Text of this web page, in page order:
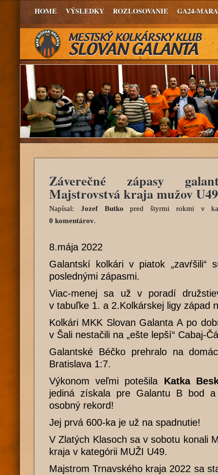
HOME VÝSLEDKY ROZLOSOVANIE GA24-
Záverečné zápasy
Majstrovstvá kraja mužov U49
Napísal: Jozef Butko pred štyrmi rokmi v
0 komentárov.
8.mája 2022
Galantskí kolkári v piatok „zavŕšili“
poslednými zápasmi.
Viac-menej sa už v poradí
v tabuľke 1. a 2.Kolkárskej ligy západ
Kolkári MKK Slovan Galanta A po
v Šali nestačili na „ešte lepší“ Cabaj-
Galantské Béčko prehralo na
Bratislava 1:7.
Výkonom veľmi potešila Katka
jediná získala pre Galantu B bod
osobný rekord!
Jej prvá 600-ka je už na spadnutie!
V Zlatých Klasoch sa v sobotu konali
kraja v kategórii MUŽI U49.
Majstrom Trnavského kraja 2022 sa